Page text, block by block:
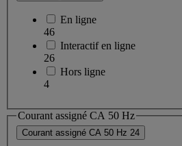
En ligne
46
Interactif en ligne
26
Hors ligne
4
Courant assigné CA 50 Hz
Courant assigné CA 50 Hz 24